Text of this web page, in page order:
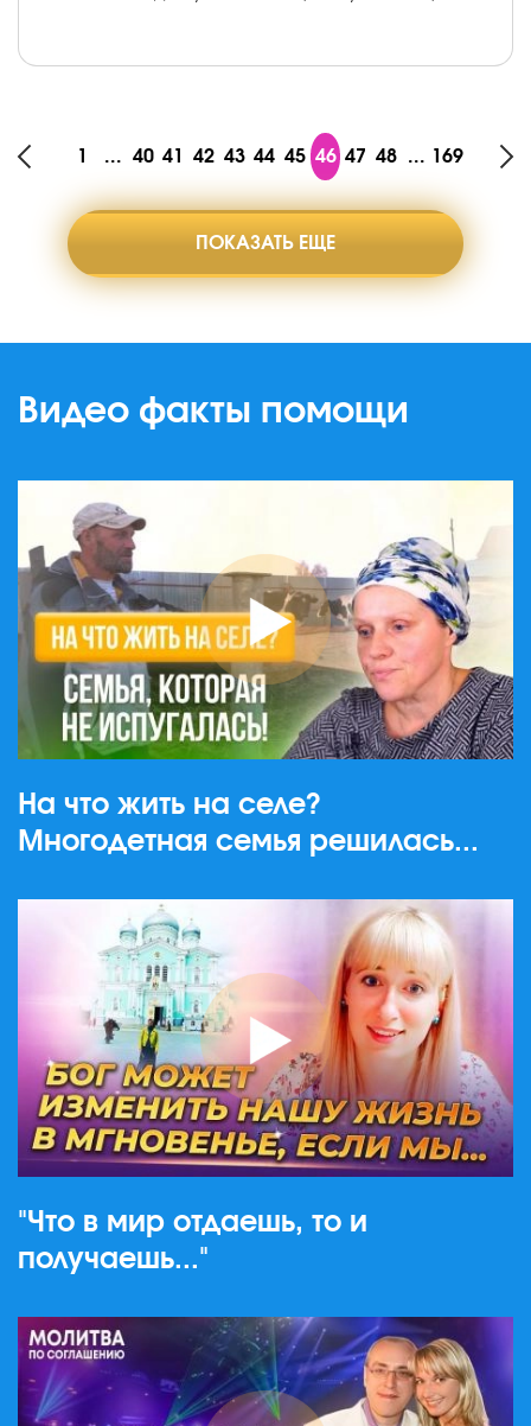
1 ... 40 41 42 43 44 45 46 47 48 ... 169
ПОКАЗАТЬ ЕЩЕ
Видео факты помощи
На что жить на селе?
Многодетная семья решилась...
"Что в мир отдаешь, то и
получаешь..."